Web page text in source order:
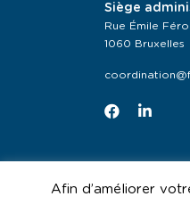
Siège
Rue Émile
1060 Bruxelles
Afin d’améliorer